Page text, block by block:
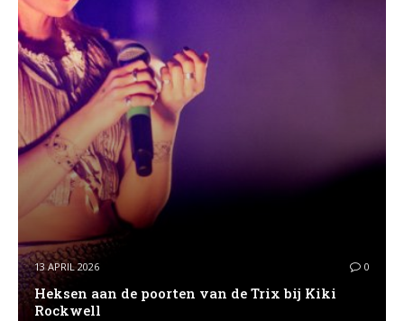
13 APRIL 2026 0
Heksen aan de poorten van de Trix bij Kiki
Rockwell